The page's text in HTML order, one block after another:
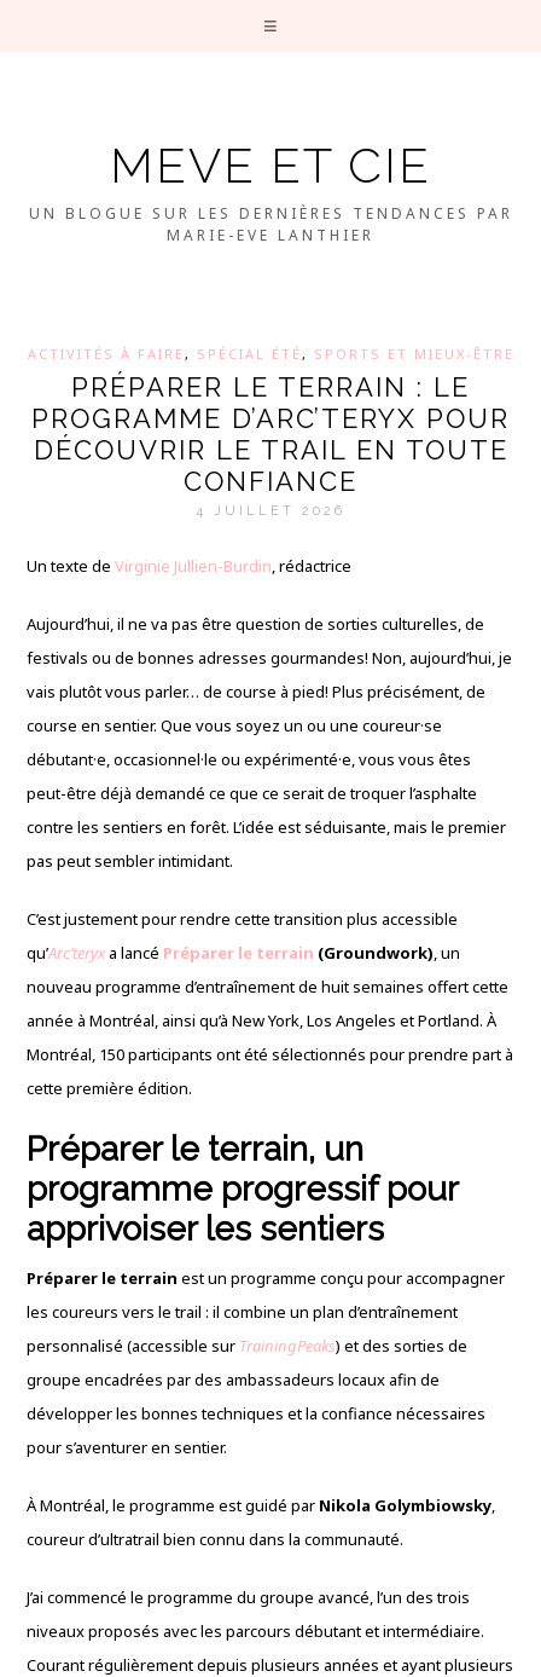
MEVE ET CIE
UN BLOGUE SUR LES DERNIÈRES TENDANCES PAR
MARIE-EVE LANTHIER
ACTIVITÉS À FAIRE, SPÉCIAL ÉTÉ, SPORTS ET MIEUX-ÊTRE
PRÉPARER LE TERRAIN : LE
PROGRAMME D’ARC’TERYX POUR
DÉCOUVRIR LE TRAIL EN TOUTE
CONFIANCE
4 JUILLET 2026
Un texte deVirginie Jullien-Burdin, rédactrice
Aujourd’hui, il ne va pas être question de sorties culturelles, de
festivals ou de bonnes adresses gourmandes! Non, aujourd’hui, je
vais plutôt vous parler… de course à pied! Plus précisément, de
course en sentier. Que vous soyez un ou une coureur·se
débutant·e, occasionnel·le ou expérimenté·e, vous vous êtes
peut-être déjà demandé ce que ce serait de troquer l’asphalte
contre les sentiers en forêt. L’idée est séduisante, mais le premier
pas peut sembler intimidant.
C’est justement pour rendre cette transition plus accessible
qu’Arc’teryx a lancé Préparer le terrain (Groundwork), un
nouveau programme d’entraînement de huit semaines offert cette
année à Montréal, ainsi qu’à New York, Los Angeles et Portland. À
Montréal, 150 participants ont été sélectionnés pour prendre part à
cette première édition.
Préparer le terrain, un
programme progressif pour
apprivoiser les sentiers
Préparer le terrain est un programme conçu pour accompagner
les coureurs vers le trail : il combine un plan d’entraînement
personnalisé (accessible sur TrainingPeaks) et des sorties de
groupe encadrées par des ambassadeurs locaux afin de
développer les bonnes techniques et la confiance nécessaires
pour s’aventurer en sentier.
À Montréal, le programme est guidé par Nikola Golymbiowsky,
coureur d’ultratrail bien connu dans la communauté.
J’ai commencé le programme du groupe avancé, l’un des trois
niveaux proposés avec les parcours débutant et intermédiaire.
Courant régulièrement depuis plusieurs années et ayant plusieurs